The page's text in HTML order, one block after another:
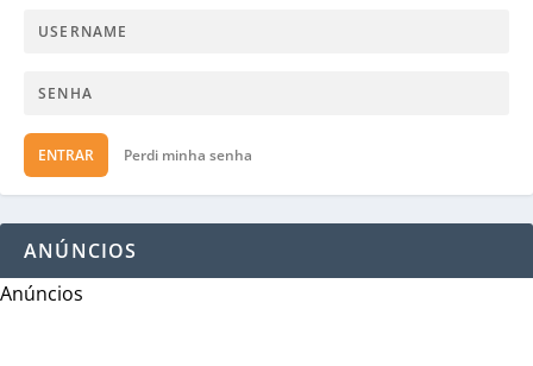
ENTRAR Perdi minha senha
ANÚNCIOS
Anúncios